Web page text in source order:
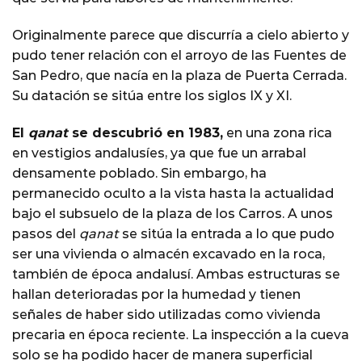
Originalmente parece que discurría a cielo abierto y
pudo tener relación con el arroyo de las Fuentes de
San Pedro, que nacía en la plaza de Puerta Cerrada.
Su datación se sitúa entre los siglos IX y XI.
El qanat se descubrió en 1983, en una zona rica
en vestigios andalusíes, ya que fue un arrabal
densamente poblado. Sin embargo, ha
permanecido oculto a la vista hasta la actualidad
bajo el subsuelo de la plaza de los Carros. A unos
pasos del qanat se sitúa la entrada a lo que pudo
ser una vivienda o almacén excavado en la roca,
también de época andalusí. Ambas estructuras se
hallan deterioradas por la humedad y tienen
señales de haber sido utilizadas como vivienda
precaria en época reciente. La inspección a la cueva
solo se ha podido hacer de manera superficial